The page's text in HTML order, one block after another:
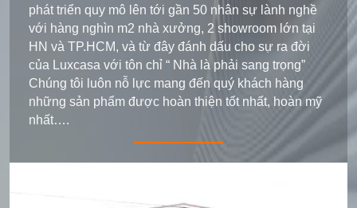
phát triển quy mô lên tới gần 50 nhân sự lành nghề
với hàng nghìn m2 nhà xưởng, 2 showroom lớn tại
HN và TP.HCM, và từ đây đánh dấu cho sự ra đời
của Luxcasa với tôn chỉ “ Nhà là phải sang trọng”
Chúng tôi luôn nỗ lực mang đến quý khách hàng
những sản phẩm được hoàn thiện tốt nhất, hoàn mỹ
nhất….